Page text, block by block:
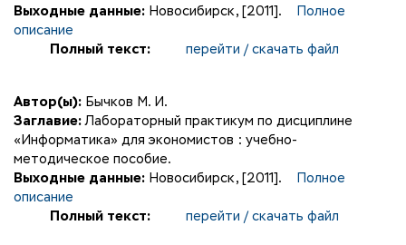
Выходные данные: Новосибирск, [2011].
Полное
описание
Полный текст:
перейти / скачать файл
Автор(ы): Бычков М. И.
Заглавие:Лабораторный практикум по дисциплине
«Информатика» для экономистов : учебно-
методическое пособие.
Выходные данные: Новосибирск, [2011].
Полное
описание
Полный текст:
перейти / скачать файл